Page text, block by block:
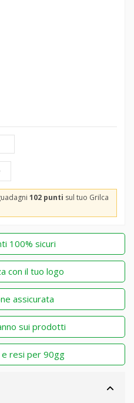
102 punti sul tuo Grilca
100% sicuri
con il tuo logo
assicurata
sui prodotti
resi per 90gg